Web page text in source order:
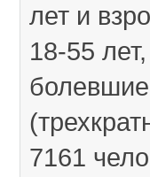
лет и
18-55
7161